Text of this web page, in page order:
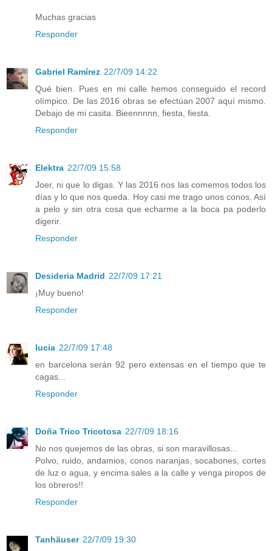
Muchas gracias
Responder
Gabriel Ramírez 22/7/09 14:22
Qué bien. Pues en mi calle hemos conseguido el record
olímpico. De las 2016 obras se efectúan 2007 aquí mismo.
Debajo de mi casita. Bieennnnn, fiesta, fiesta.
Responder
Elektra 22/7/09 15:58
Joer, ni que lo digas. Y las 2016 nos las comemos todos los
días y lo que nos queda. Hoy casi me trago unos conos. Así
a pelo y sin otra cosa que echarme a la boca pa poderlo
digerir.
Responder
Desideria Madrid 22/7/09 17:21
¡Muy bueno!
Responder
lucia 22/7/09 17:48
en barcelona serán 92 pero extensas en el tiempo que te
cagas...
Responder
Doña Trico Tricotosa 22/7/09 18:16
No nos quejemos de las obras, si son maravillosas...
Polvo, ruido, andamios, conos naranjas, socabones, cortes
de luz o agua, y encima sales a la calle y venga piropos de
los obreros!!
Responder
Tanhäuser 22/7/09 19:30